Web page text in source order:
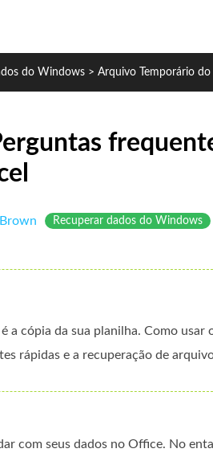
do Windows > Arquivo Temporário do
Recuperar dados do Windows
a cópia da sua planilha. Como
rápidas e a recuperação de
com seus dados no Office. No